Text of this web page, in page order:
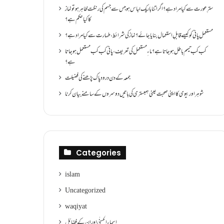
سترِ عورت سے کیا مراد ہے؟اگر اتنا باریک لباس ہو جس سے جسم کی رنگت ظاہر ہو تو نماز
کا کیا حکم ہے؟
مستعمل پانی کو کیسے قابلِ استعمال بنایا جائے؟ نماز کی شرائط ،طہارت سے کیا مراد ہے؟
کب کب تیمم باطل ہو جاتا ہے؟ ماءِ مستعمل کی تعریف ،پانی کب کب مستعمل ہو جاتا
ہے؟
جمعہ کے دن درود پاک پڑھنے کی فضیلت
شوہر اور بیوی کا اپنی صحبت یعنی ہمبستری کی باتیں دوسروں کے سامنے بیان کرنا
Categories
islam
Uncategorized
waqiyat